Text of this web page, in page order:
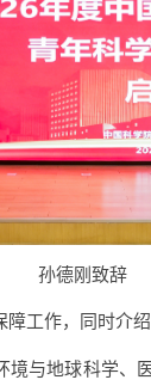
孙德刚致辞
障工作， 同时介绍
境与地球科学、